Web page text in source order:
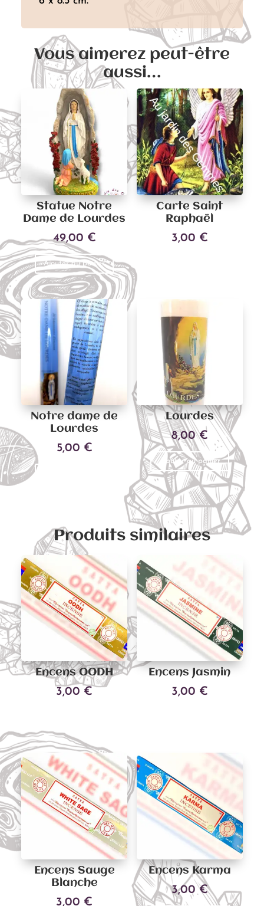
Vous aimerez peut-être
aussi…
Statue Notre
Dame de Lourdes
49,00 €
Ajouter au panier
Carte Saint
Raphaël
3,00 €
Notre dame de
Lourdes
5,00 €
Lourdes
8,00€
Ajouter au panier
Produits similaires
Encens OODH
3,00 €
Encens Jasmin
3,00 €
Encens Sauge
Blanche
3,00 €
Encens Karma
3,00€